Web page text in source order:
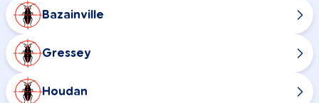
Bazainville
Gressey
Houdan